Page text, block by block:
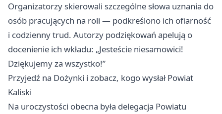
Organizatorzy skierowali szczególne słowa uznania do
osób pracujących na roli — podkreślono ich ofiarność
i codzienny trud. Autorzy podziękowań apelują o
docenienie ich wkładu: „Jesteście niesamowici!
Dziękujemy za wszystko!”
Przyjedź na Dożynki i zobacz, kogo wysłał Powiat
Kaliski
Na uroczystości obecna była delegacja Powiatu